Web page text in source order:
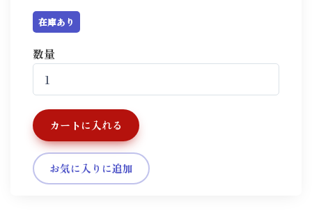
在庫あり
数量
カートに入れる
お気に入りに追加